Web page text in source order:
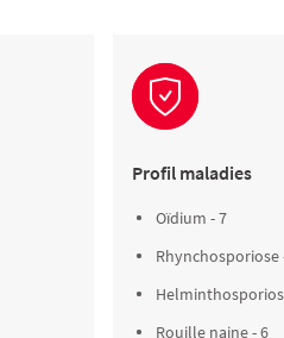
Profil maladies
Oïdium - 7
Rhynchosporiose
Rouille naine - 6